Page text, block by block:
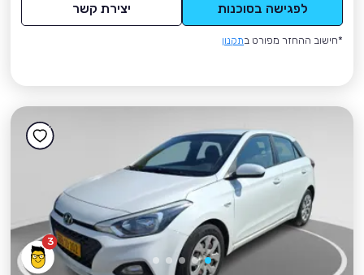
לפגישה בסוכנות יצירת קשר
*חישוב ההחזר מפורט בתקנון
3